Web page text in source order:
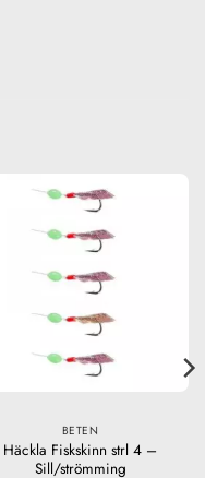
BETEN
Häckla Fiskskinn strl 4 –
Sill/strömming